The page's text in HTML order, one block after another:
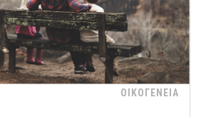
ΟΙΚΟΓΕΝΕΙΑ